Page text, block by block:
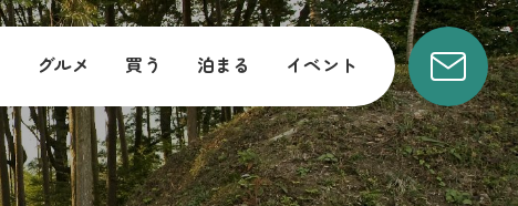
グルメ 買う 泊まる イベント